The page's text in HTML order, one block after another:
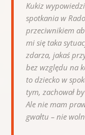
Kukiz
spotkania w
przeciwnikiem
mi się taka
zdarza, jakaś
bez względu na
to dziecko w
tym, zachował
Ale nie mam
gwałtu – nie